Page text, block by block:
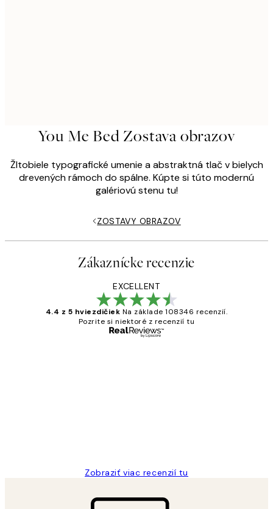
You Me Bed Zostava obrazov
Žltobiele typografické umenie a abstraktná tlač v bielych
drevených rámoch do spálne. Kúpte si túto modernú
galériovú stenu tu!
ZOSTAVY OBRAZOV
Zákaznícke recenzie
EXCELLENT
4.4 z 5 hviezdičiek Na základe 108346 recenzií.
Pozrite si niektoré z recenzií tu
Zobraziť viac recenzií tu